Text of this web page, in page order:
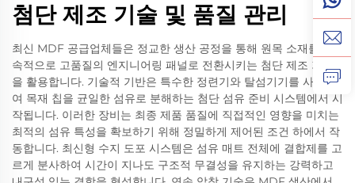
첨단 제조 기술 및 품질 관리
최신 MDF 공급업체들은 정교한 생산 공정을 통해 원목 소재를 지
속적으로 고품질의 엔지니어링 패널로 전환시키는 첨단 제조 기술
을 활용합니다. 기술적 기반은 특수한 정련기와 탈섬기기를 사용하
여 목재 칩을 균일한 섬유로 분해하는 첨단 섬유 준비 시스템에서 시
작됩니다. 이러한 장비는 최종 제품 품질에 직접적인 영향을 미치는
최적의 섬유 특성을 확보하기 위해 정밀하게 제어된 조건 하에서 작
동합니다. 최신형 수지 도포 시스템은 섬유 매트 전체에 결합제를 고
르게 분사하여 시간이 지나도 구조적 무결성을 유지하는 강력하고